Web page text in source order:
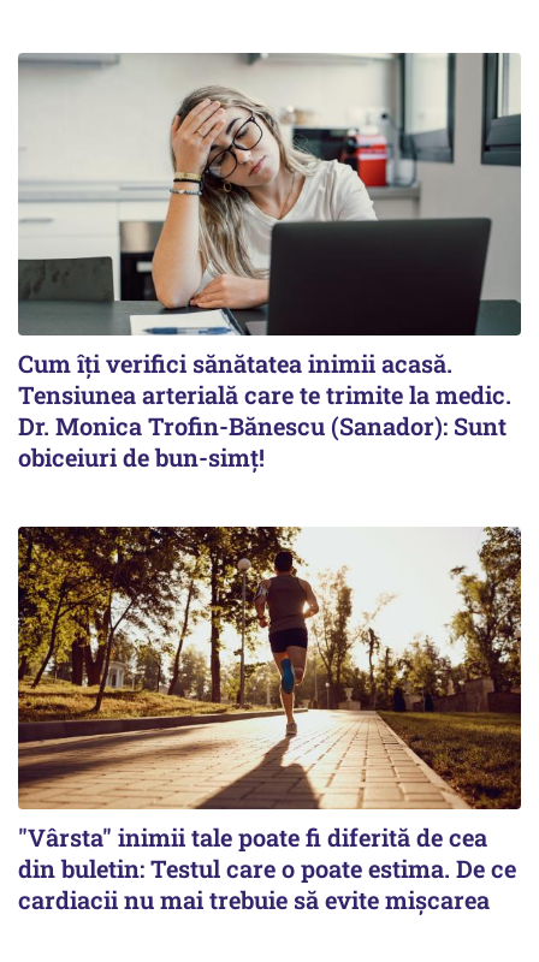
Cum îți verifici sănătatea inimii acasă.
Tensiunea arterială care te trimite la medic.
Dr. Monica Trofin-Bănescu (Sanador): Sunt
obiceiuri de bun-simț!
"Vârsta" inimii tale poate fi diferită de cea
din buletin: Testul care o poate estima. De ce
cardiacii nu mai trebuie să evite mișcarea